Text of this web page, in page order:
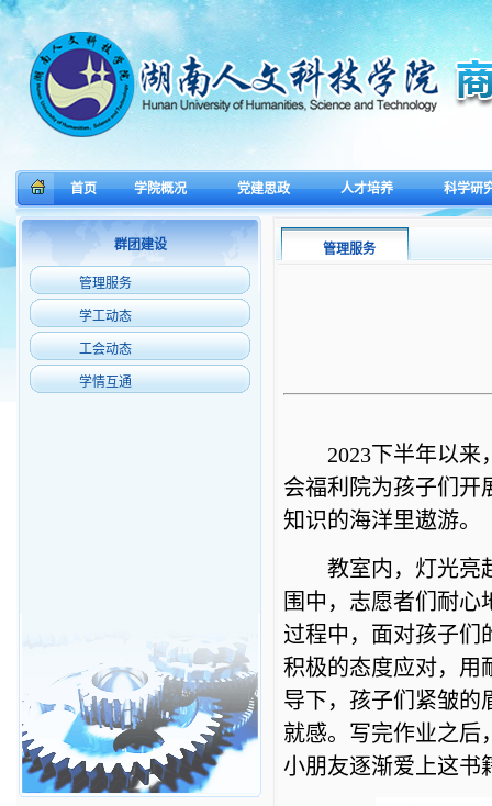
首页 学院概况 党建思政 人才培养 科学研
群团建设
管理服务
学工动态
工会动态
学情互通
管理服务
2023下半年以来
会福利院为孩子们开
知识的海洋里遨游。
教室内，灯光亮
围中 ， 志愿者们耐心
过程中，面对孩子们
积极的态度应对，用
导下，孩子们紧皱的
就感。写完作业之后
小朋友逐渐爱上这书